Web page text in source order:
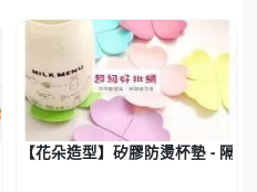
節小卡片
【花朵造型】矽膠防燙杯墊 - 隔